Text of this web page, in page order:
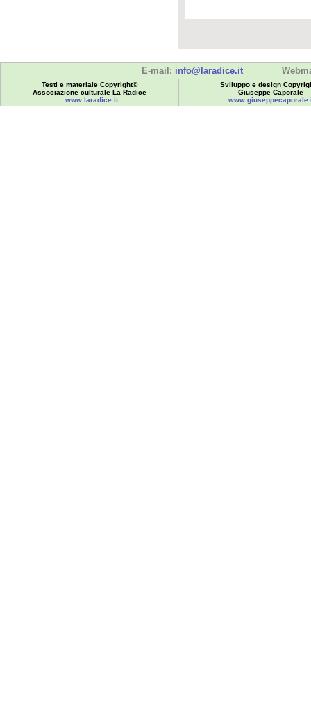
E-mail: info@laradice.it
Testi e materiale Copyright©
Associazione culturale La Radice
www.laradice.it
Sviluppo e design
Giuseppe Caporale